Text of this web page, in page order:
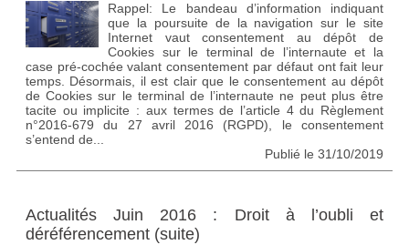
Rappel: Le bandeau d’information indiquant
que la poursuite de la navigation sur le site
Internet vaut consentement au dépôt de
Cookies sur le terminal de l’internaute et la
case pré-cochée valant consentement par défaut ont fait leur
temps. Désormais, il est clair que le consentement au dépôt
de Cookies sur le terminal de l’internaute ne peut plus être
tacite ou implicite : aux termes de l’article 4 du Règlement
n°2016-679 du 27 avril 2016 (RGPD), le consentement
s’entend de...
Publié le 31/10/2019
Actualités Juin 2016 : Droit à l’oubli et
déréférencement (suite)